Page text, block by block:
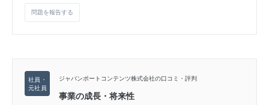
問題を報告する
ジャパンポートコンテンツ株式会社の口コミ・評判
事業の成長・将来性